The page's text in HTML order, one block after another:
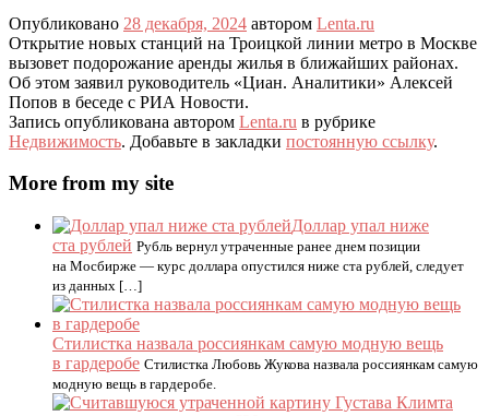
Опубликовано 28 декабря, 2024 автором Lenta.ru
Открытие новых станций на Троицкой линии метро в Москве
вызовет подорожание аренды жилья в ближайших районах.
Об этом заявил руководитель «Циан. Аналитики» Алексей
Попов в беседе с РИА Новости.
Запись опубликована автором Lenta.ru в рубрике
Недвижимость. Добавьте в закладки постоянную ссылку.
More from my site
Доллар упал ниже
ста рублей Рубль вернул утраченные ранее днем позиции
на Мосбирже — курс доллара опустился ниже ста рублей, следует
из данных […]
Стилистка назвала россиянкам самую модную вещь
в гардеробе Стилистка Любовь Жукова назвала россиянкам самую
модную вещь в гардеробе.